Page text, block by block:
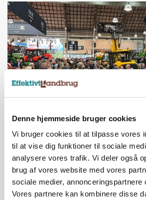
Denne hjemmeside bruger cookies
Vi bruger cookies til at tilpasse vores
til at vise dig funktioner til sociale
analysere vores trafik. Vi deler også
brug af vores website med vores
sociale medier, annonceringspartnere
Vores partnere kan kombinere disse
AGROMEK
Ny Kartoffeldag på Agromek skal
værdikæden om ny teknologi
GRISE
Danish Crown slår igen i